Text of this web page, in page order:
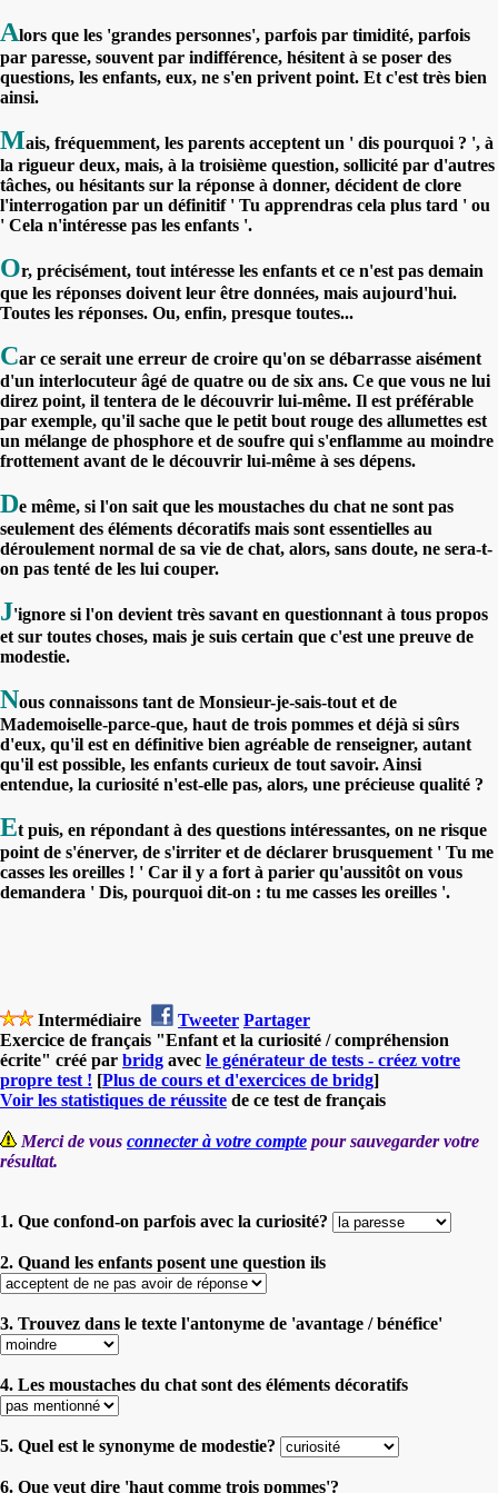
Alors que les 'grandes personnes', parfois par timidité, parfois
par paresse, souvent par indifférence, hésitent à se poser des
questions, les enfants, eux, ne s'en privent point. Et c'est très bien
ainsi.
Mais, fréquemment, les parents acceptent un ' dis pourquoi ? ', à
la rigueur deux, mais, à la troisième question, sollicité par d'autres
tâches, ou hésitants sur la réponse à donner, décident de clore
l'interrogation par un définitif ' Tu apprendras cela plus tard ' ou
' Cela n'intéresse pas les enfants '.
Or, précisément, tout intéresse les enfants et ce n'est pas demain
que les réponses doivent leur être données, mais aujourd'hui.
Toutes les réponses. Ou, enfin, presque toutes...
Car ce serait une erreur de croire qu'on se débarrasse aisément
d'un interlocuteur âgé de quatre ou de six ans. Ce que vous ne lui
direz point, il tentera de le découvrir lui-même. Il est préférable
par exemple, qu'il sache que le petit bout rouge des allumettes est
un mélange de phosphore et de soufre qui s'enflamme au moindre
frottement avant de le découvrir lui-même à ses dépens.
De même, si l'on sait que les moustaches du chat ne sont pas
seulement des éléments décoratifs mais sont essentielles au
déroulement normal de sa vie de chat, alors, sans doute, ne sera-t-
on pas tenté de les lui couper.
J'ignore si l'on devient très savant en questionnant à tous propos
et sur toutes choses, mais je suis certain que c'est une preuve de
modestie.
Nous connaissons tant de Monsieur-je-sais-tout et de
Mademoiselle-parce-que, haut de trois pommes et déjà si sûrs
d'eux, qu'il est en définitive bien agréable de renseigner, autant
qu'il est possible, les enfants curieux de tout savoir. Ainsi
entendue, la curiosité n'est-elle pas, alors, une précieuse qualité ?
Et puis, en répondant à des questions intéressantes, on ne risque
point de s'énerver, de s'irriter et de déclarer brusquement ' Tu me
casses les oreilles ! ' Car il y a fort à parier qu'aussitôt on vous
demandera ' Dis, pourquoi dit-on : tu me casses les oreilles '.
Intermédiaire Tweeter Partager
Exercice de français "Enfant et la curiosité / compréhension
écrite" créé par bridg avec le générateur de tests - créez votre
propre test ! [Plus de cours et d'exercices de bridg]
Voir les statistiques de réussite de ce test de français
Merci de vous connecter à votre compte pour sauvegarder votre
résultat.
1. Que confond-on parfois avec la curiosité?
2. Quand les enfants posent une question ils
3. Trouvez dans le texte l'antonyme de 'avantage / bénéfice'
4. Les moustaches du chat sont des éléments décoratifs
5. Quel est le synonyme de modestie?
6. Que veut dire 'haut comme trois pommes'?